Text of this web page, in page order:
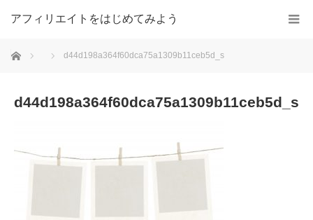
アフィリエイトをはじめてみよう
ホーム d44d198a364f60dca75a1309b11ceb5d_s
d44d198a364f60dca75a1309b11ceb5d_s